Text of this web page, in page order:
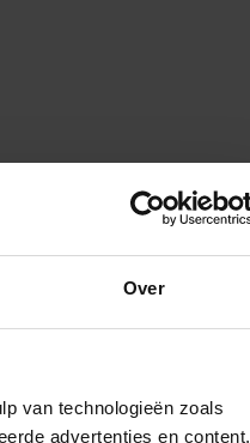
Over
van technologieën zoals
advertenties en content,